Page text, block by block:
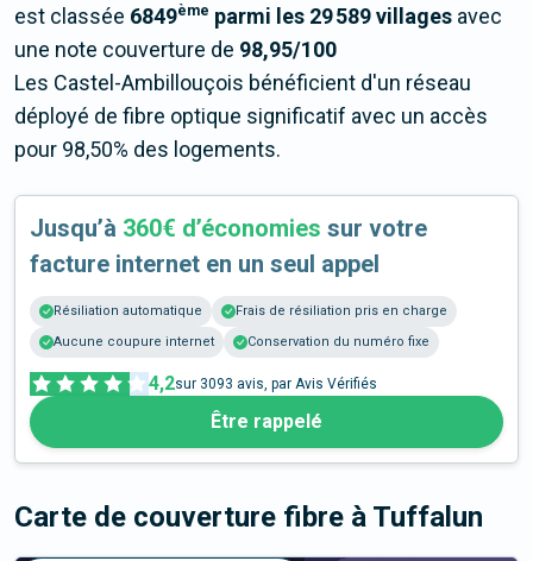
est classée 6849ème parmi les 29 589 villages avec
une note couverture de 98,95/100
Les Castel-Ambillouçois bénéficient d'un réseau
déployé de fibre optique significatif avec un accès
pour 98,50% des logements.
Jusqu’à 360€ d’économies sur votre
facture internet en un seul appel
Résiliation automatique
Frais de résiliation pris en charge
Aucune coupure internet
Conservation du numéro fixe
4,2sur 3093 avis, par Avis Vérifiés
Être rappelé
Carte de couverture fibre à Tuffalun